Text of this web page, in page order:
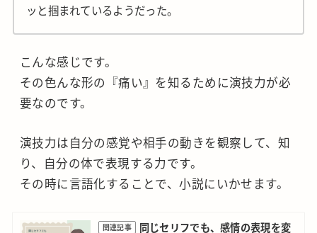
ッと掴まれているようだった。
こんな感じです。
その色んな形の『痛い』を知るために演技力が必
要なのです。
演技力は自分の感覚や相手の動きを観察して、知
り、自分の体で表現する力です。
その時に言語化することで、小説にいかせます。
関連記事
同じセリフでも、感情の表現を変